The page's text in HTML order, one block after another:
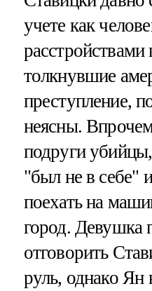
учете как
толкнувшие
преступление,
неясны.
подруги
"был не в себе"
поехать на
город. Девушка
отговорить
руль, однако Ян